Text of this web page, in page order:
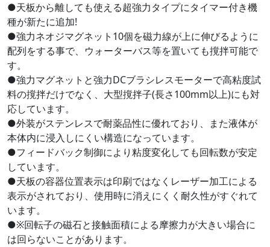
●天板から離しても使える超強力タイプにタイマー付き機
種が新たに追加!
●強力ネオジマグネット10個を磁力線が上に伸びるように
配列をする事で、ウォーターバス等を置いても撹拌可能で
す。
●強力マグネットと強力DCブラシレスモーターで高粘度試
料の撹拌だけでなく、大型撹拌子(長さ100mm以上)にも対
応しています。
●外装がステンレスで耐薬品性に優れており、また液体が
本体内に浸入しにくい構造になっています。
●フィードバック制御により粘度変化しても回転数が安定
しています。
●天板の容器位置表示は印刷ではなくレーザー加工による
表示がされており、使用時に消えにくく耐久性がすぐれて
います。
●※回転子の磁石と接触面積による摩擦力が大きい場合に
は回らないことがあります。